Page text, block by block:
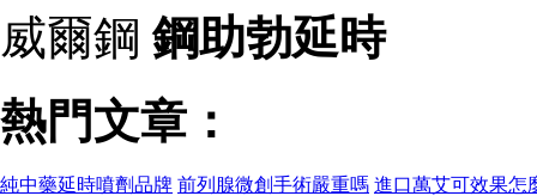
威爾鋼鋼助勃延時
熱門文章：
純中藥延時噴劑品牌 前列腺微創手術嚴重嗎 進口萬艾可效果怎